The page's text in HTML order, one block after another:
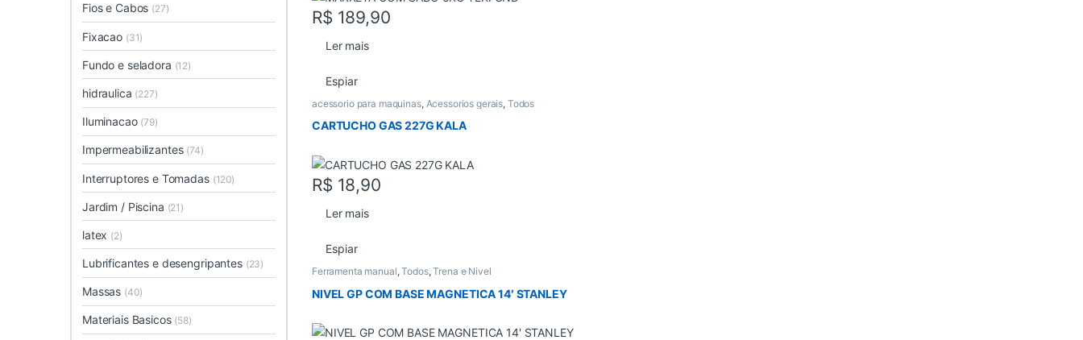
R$ 189,90
Ler mais
Espiar
acessorio para maquinas, Acessorios gerais, Todos
CARTUCHO GAS 227G KALA
R$ 18,90
Ler mais
Espiar
Ferramenta manual,Todos,Trena e Nivel
NIVEL GP COM BASE MAGNETICA 14′ STANLEY
Fios e Cabos (27)
Fixacao (31)
Fundo e seladora (12)
hidraulica (227)
Iluminacao (79)
Impermeabilizantes (74)
Interruptores e Tomadas (120)
Jardim / Piscina (21)
latex (2)
Lubrificantes e desengripantes (23)
Massas (40)
Materiais Basicos (58)